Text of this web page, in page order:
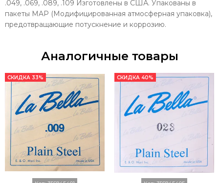
.049, .069, .089, .109 Изготовлены в США. Упакованы в
пакеты MAP (Модифицированная атмосферная упаковка),
предотвращающие потускнение и коррозию.
Аналогичные товары
СКИДКА 33% СКИДКА 40%